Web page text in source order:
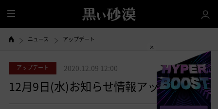
全
体
ニュース アップデート
アップデート 2020.12.09 12:00
12月9日(水)お知らせ情報アップデート